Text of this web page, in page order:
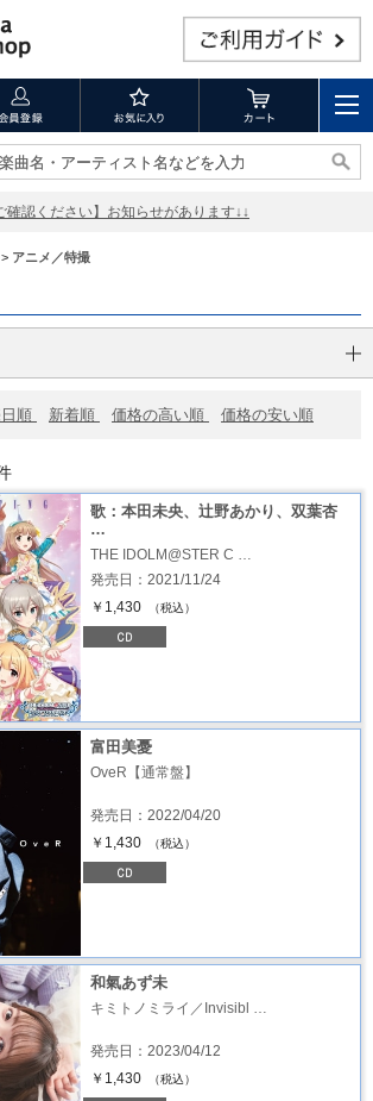
楽曲名・アーティスト名などを入力
楽曲名・アーティスト名などを入力
確認ください】お知らせがあります↓↓
> アニメ／特撮
順 新着順 価格の高い順 価格の安い順
歌：本田未央、辻野あかり、双葉杏
…
THE IDOLM@STER C …
発売日：2021/11/24
￥1,430
（税込）
富田美憂
OveR【通常盤】
発売日：2022/04/20
￥1,430
（税込）
和氣あず未
キミトノミライ／Invisibl …
発売日：2023/04/12
￥1,430
（税込）